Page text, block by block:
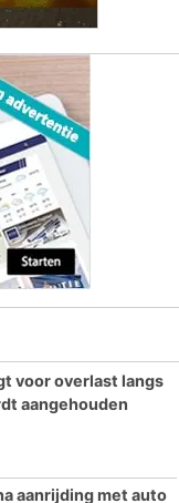
voor overlast langs
aangehouden
aanrijding met auto